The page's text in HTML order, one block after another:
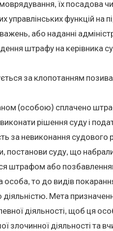
їх посадова
управлінських функцій на
або наданні
штрафу на керівника
за клопотанням
(особою) сплачено
рішення суду і
за невиконання судового
постанови суду, що
штрафом або
то до видів
Мета
діяльності, щоб ця
діяльності та